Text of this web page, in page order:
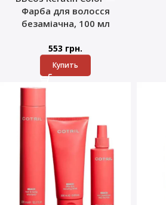
Фарба для волосся
безаміачна, 100 мл
553 грн.
Купить